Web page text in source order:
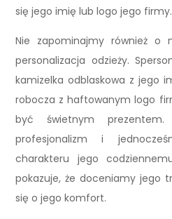
się jego imię lub logo jego firmy.
Nie zapominajmy również o
personalizacja odzieży.
kamizelka odblaskowa z jego
robocza z haftowanym logo
być świetnym
profesjonalizm i
charakteru jego
pokazuje, że doceniamy jego
się o jego komfort.